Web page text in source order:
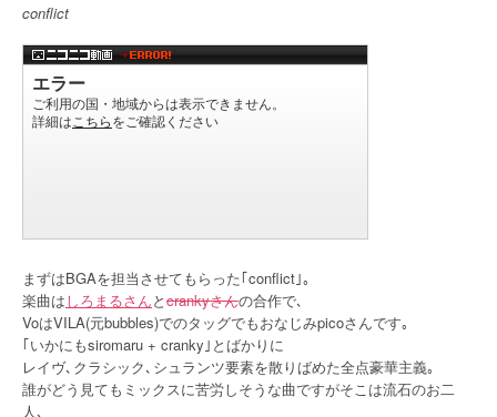
conflict
まずはBGAを担当させてもらった｢conflict｣｡
楽曲はしろまるさんとcrankyさんの合作で､
VoはVILA(元bubbles)でのタッグでもおなじみpicoさんです｡
｢いかにもsiromaru + cranky｣とばかりに
レイヴ､クラシック､シュランツ要素を散りばめた全点豪華主義｡
誰がどう見てもミックスに苦労しそうな曲ですがそこは流石のお二
人､